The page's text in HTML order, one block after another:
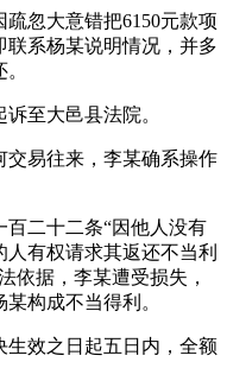
忽大意错把6150元款项
系杨某说明情况，并多
至大邑县法院。
交易往来，李某确系操作
二十二条“因他人没有
有权请求其返还不当利
依据，李某遭受损失，
构成不当得利。
生效之日起五日内，全额